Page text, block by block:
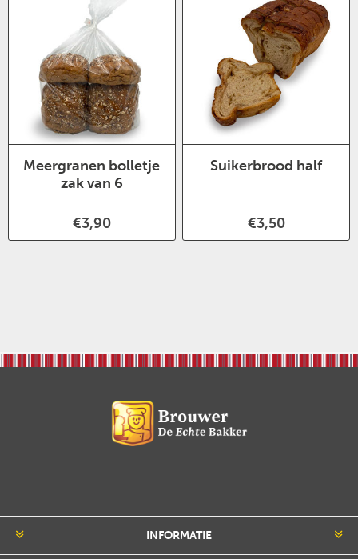
Meergranen bolletje
zak van 6
€3,90
Suikerbrood half
€3,50
INFORMATIE